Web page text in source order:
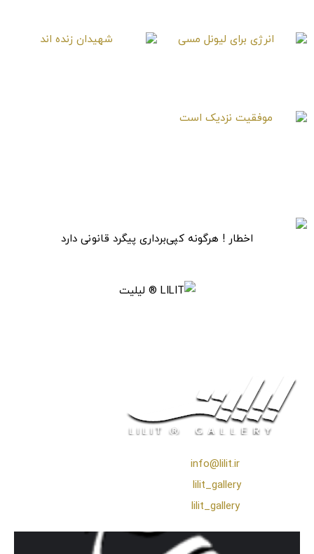
اخطار ! هرگونه کپی‌برداری پیگرد قانونی دارد
info@lilit.ir
lilit_gallery
lilit_gallery